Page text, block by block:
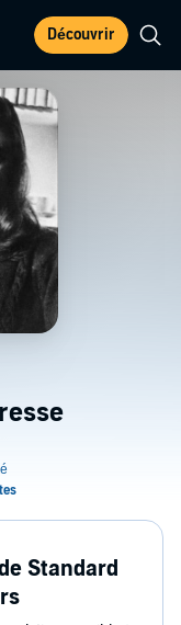
Découvrir
Standard